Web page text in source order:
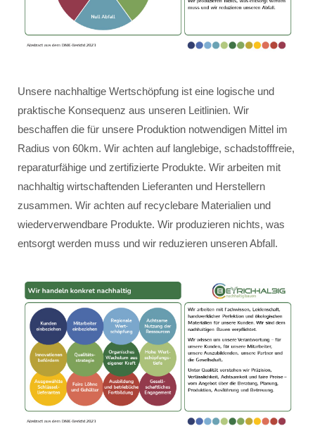
Unsere nachhaltige Wertschöpfung ist eine logische und
praktische Konsequenz aus unseren Leitlinien. Wir
beschaffen die für unsere Produktion notwendigen Mittel im
Radius von 60km. Wir achten auf langlebige, schadstofffreie,
reparaturfähige und zertifizierte Produkte. Wir arbeiten mit
nachhaltig wirtschaftenden Lieferanten und Herstellern
zusammen. Wir achten auf recyclebare Materialien und
wiederverwendbare Produkte. Wir produzieren nichts, was
entsorgt werden muss und wir reduzieren unseren Abfall.